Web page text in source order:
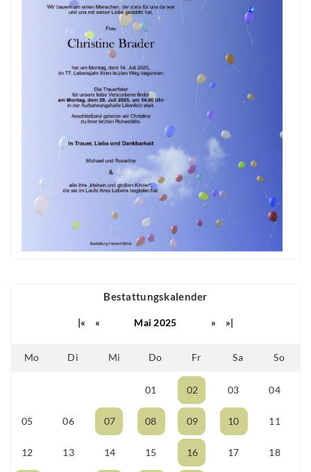
Bestattungskalender
|« « Mai 2025 » »|
Mo Di Mi Do Fr Sa So
01 02 03 04
05 06 07 08 09 10 11
12 13 14 15 16 17 18